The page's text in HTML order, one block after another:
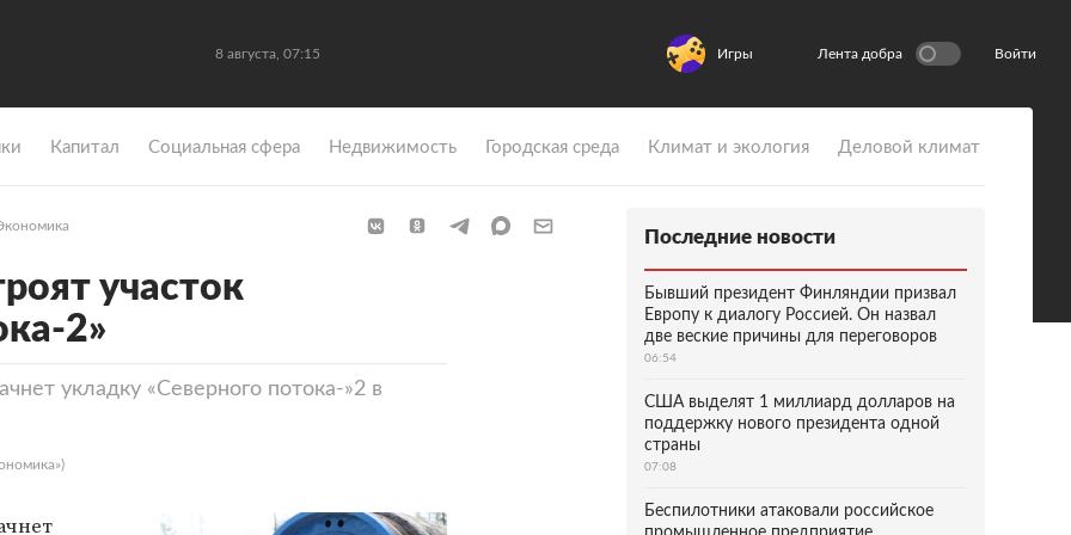
8 августа, 07:15 Игры Лента добра Войти
Капитал Социальная сфера Недвижимость Городская среда Климат и экология Деловой климат
участок
2»
укладку «Северного потока-»2 в
Последние новости
Бывший президент Финляндии призвал
Европу к диалогу Россией. Он назвал
две веские причины для переговоров
06:54
США выделят 1 миллиард долларов на
поддержку нового президента одной
страны
07:08
Беспилотники атаковали российское